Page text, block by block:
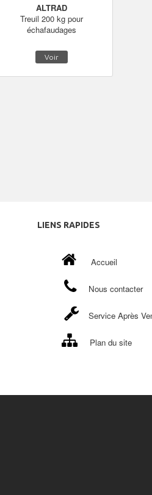
ALTRAD
Treuil 200 kg pour
échafaudages
Voir
LIENS RAPIDES
Accueil
Nous contacter
Service Après
Plan du site